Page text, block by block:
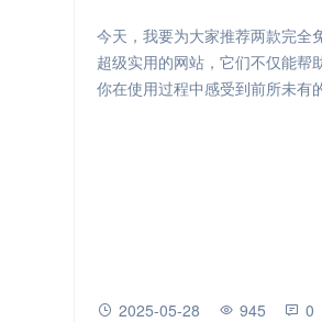
今天，我要为大家推荐两款完全
超级实用的网站，它们不仅能帮
你在使用过程中感受到前所未有
2025-05-28 945 0